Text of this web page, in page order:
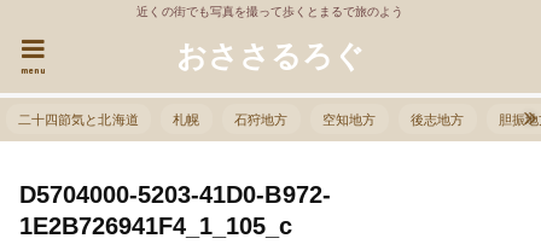
近くの街でも写真を撮って歩くとまるで旅のよう
おささるろぐ
menu
二十四節気と北海道 札幌 石狩地方 空知地方 後志地方 胆振
D5704000-5203-41D0-B972-
1E2B726941F4_1_105_c